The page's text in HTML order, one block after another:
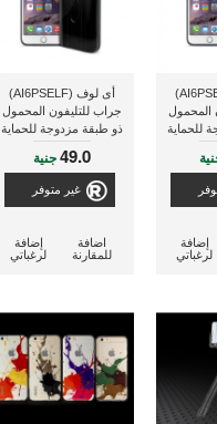
أى لوف (AI6PSELF)
المحمول
للحماية
إضافة
لرغباتي
أى لوف (AI6PSELF)
جراب للتليفون المحمول
ذو طبقة مزدوجة للحماية
ومزود بلاقط لإلتقاط
الصور لاسلكيا بالكاميرا
مقاس 5.5 بوصة
49.0جنية
غير متوفر
إضافة
لرغباتي
اضافة
للمقارنة